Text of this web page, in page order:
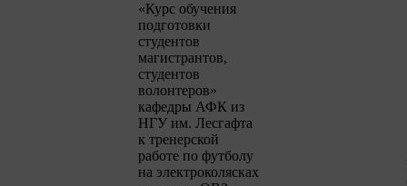
«Курс обучения
подготовки
студентов
магистрантов,
студентов
волонтеров»
кафедры АФК из
НГУ им. Лесгафта
к тренерской
работе по футболу
на электроколясках